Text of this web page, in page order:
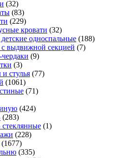
(32)
(83)
(229)
кровати (32)
односпальные (188)
выдвижной секцией (7)
(9)
(3)
стулья (77)
(1061)
(71)
(424)
(283)
(1)
(228)
(1677)
(335)